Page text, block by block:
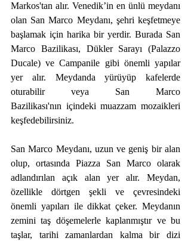
Markos'tan alır. Venedik’in en ünlü meydanı
olan San Marco Meydanı, şehri keşfetmeye
başlamak için harika bir yerdir. Burada San
Marco Bazilikası, Dükler Sarayı (Palazzo
Ducale) ve Campanile gibi önemli yapılar
yer alır. Meydanda yürüyüp kafelerde
oturabilir veya San Marco
Bazilikası'nın içindeki muazzam mozaikleri
keşfedebilirsiniz.
San Marco Meydanı, uzun ve geniş bir alan
olup, ortasında Piazza San Marco olarak
adlandırılan açık alan yer alır. Meydan,
özellikle dörtgen şekli ve çevresindeki
önemli yapıları ile dikkat çeker. Meydanın
zemini taş döşemelerle kaplanmıştır ve bu
taşlar, tarihi zamanlardan kalma bir dizi